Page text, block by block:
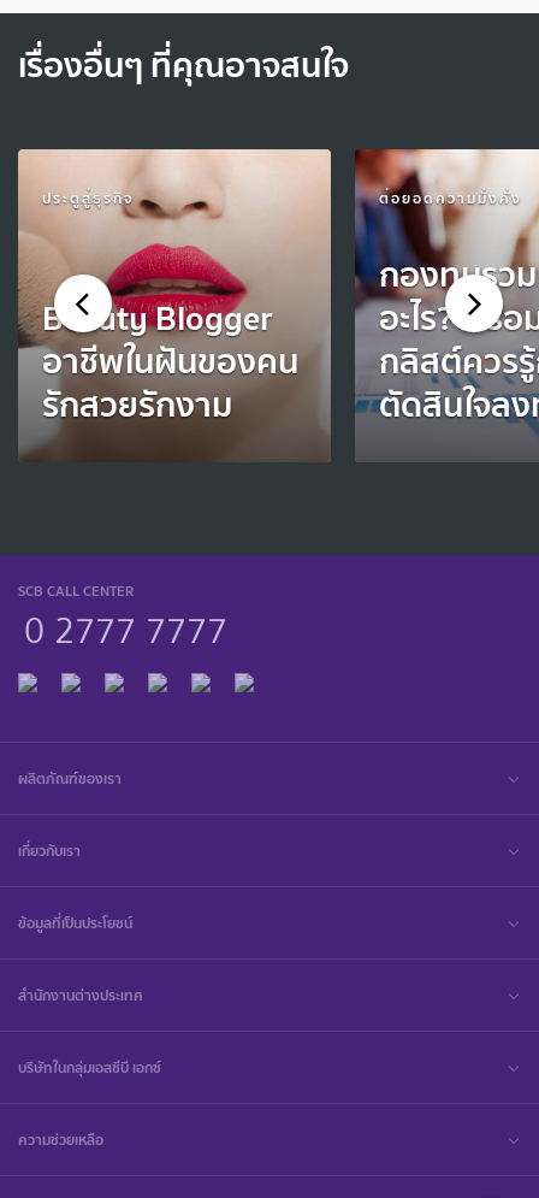
เรื่องอื่นๆ ที่คุณอาจสนใจ
ประตูสู่ธุรกิจ
Beauty Blogger
อาชีพในฝันของคน
รักสวยรักงาม
ต่อยอดความมั่งคั่ง
กองทุนรว
อะไร? พร้อ
กลิสต์ควร
ตัดสินใจล
SCB CALL CENTER
0 2777 7777
ผลิตภัณฑ์ของเรา
เกี่ยวกับเรา
ข้อมูลที่เป็นประโยชน์
สำนักงานต่างประเทศ
บริษัทในกลุ่มเอสซีบี เอกซ์
ความช่วยเหลือ